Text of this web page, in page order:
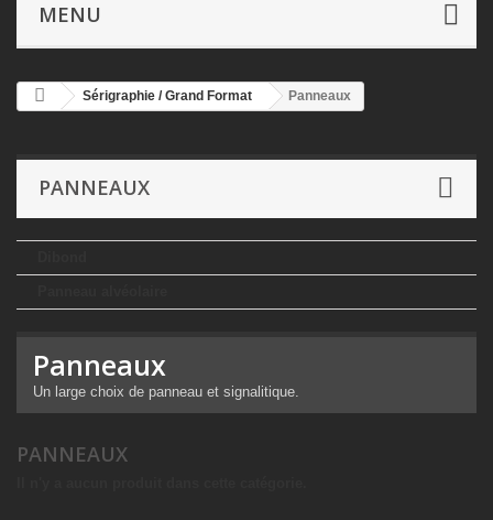
MENU
Sérigraphie / Grand Format Panneaux
PANNEAUX
Panneaux
Un large choix de panneau et signalitique.
PANNEAUX